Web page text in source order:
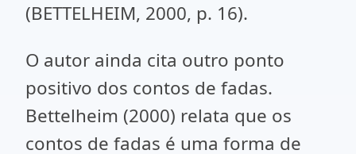
(BETTELHEIM, 2000, p. 16).
O autor ainda cita outro ponto
positivo dos contos de fadas.
Bettelheim (2000) relata que os
contos de fadas é uma forma de